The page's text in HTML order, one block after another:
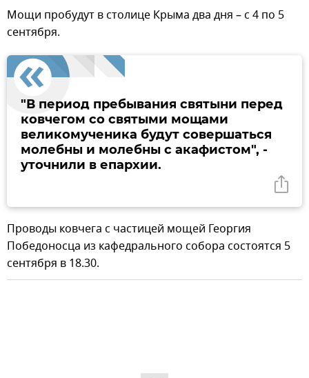
Мощи пробудут в столице Крыма два дня – с 4 по 5
сентября.
"В период пребывания святыни перед
ковчегом со святыми мощами
великомученика будут совершаться
молебны и молебны с акафистом", -
уточнили в епархии.
Проводы ковчега с частицей мощей Георгия
Победоносца из кафедрального собора состоятся 5
сентября в 18.30.